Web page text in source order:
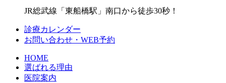
JR総武線「東船橋駅」南口から徒歩30秒！
診療カレンダー
お問い合わせ・WEB予約
HOME
選ばれる理由
医院案内